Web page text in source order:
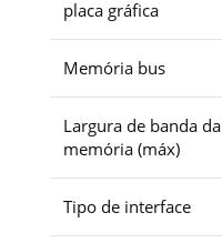
placa gráfica
Memória bus
Largura de banda da
memória (máx)
Tipo de interface